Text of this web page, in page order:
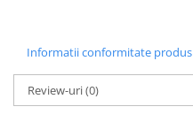
Informatii conformitate produs
Review-uri(0)